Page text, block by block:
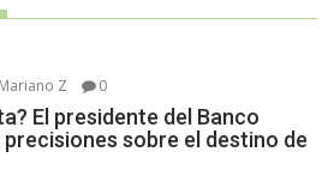
Mariano Z 0
El presidente del Banco
sobre el destino de